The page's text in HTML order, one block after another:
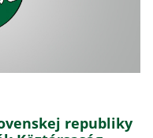
republiky